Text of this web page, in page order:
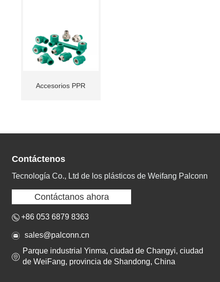
Accesorios PPR
Contáctenos
Tecnología Co., Ltd de los plásticos de Weifang Palconn
Contáctanos ahora
+86 053 6879 8363
sales@palconn.cn
Parque industrial Yinma, ciudad de Changyi, ciudad
de WeiFang, provincia de Shandong, China